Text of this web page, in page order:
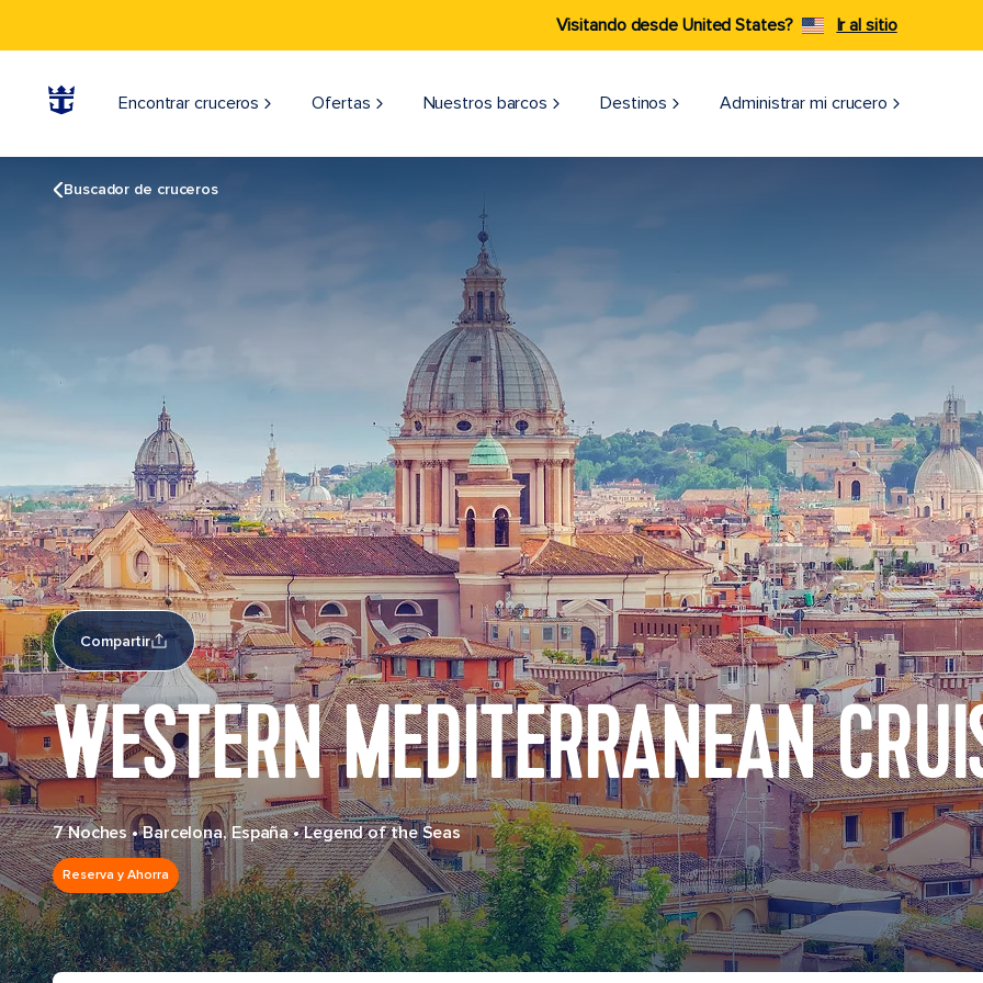
Visitando desde United States? Ir al sitio
Encontrar cruceros Ofertas Nuestros barcos Destinos Administrar mi crucero
Buscador de cruceros
Compartir
WESTERN MEDITERRANEAN
7 Noches•Barcelona, España•Legend of the Seas
Reserva y Ahorra